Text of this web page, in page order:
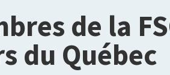
de la
du Québec